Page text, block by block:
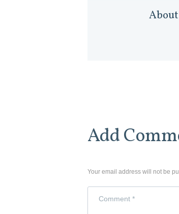
About
Add
Your email address will not be